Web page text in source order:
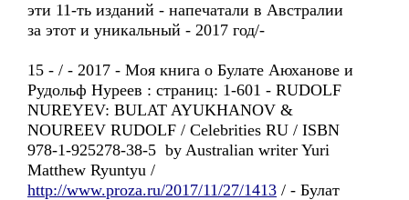
эти 11-ть изданий - напечатали в Австралии
за этот и уникальный - 2017 год/-
15 - / - 2017 - Моя книга о Булате Аюханове и
Рудольф Нуреев : страниц: 1-601 - RUDOLF
NUREYEV: BULAT AYUKHANOV &
NOUREEV RUDOLF / Celebrities RU / ISBN
978-1-925278-38-5 by Australian writer Yuri
Matthew Ryuntyu /
http://www.proza.ru/2017/11/27/1413 / - Булат